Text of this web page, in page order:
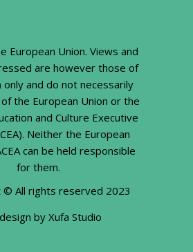
European Union. Views and
are however those of
and do not necessarily
the European Union or the
and Culture Executive
Neither the European
can be held responsible
for them.
All rights reserved 2023
by Xufa Studio